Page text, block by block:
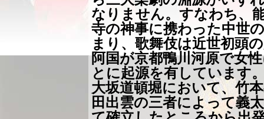
なりません。すなわち、
寺の神事に携わった中世
まり、歌舞伎は近世初頭
阿国が京都鴨川河原で女
とに起源を有しています
大坂道頓堀において、竹
田出雲の三者によって義